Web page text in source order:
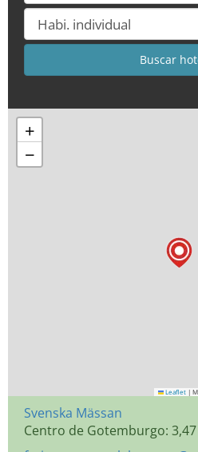
+
−
Leaflet |
Svenska Mässan
Centro de Gotemburgo: